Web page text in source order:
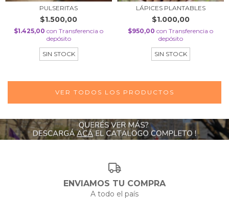
PULSERITAS
$1.500,00
$1.425,00 con Transferencia o
depósito
SIN STOCK
LÁPICES PLANTABLES
$1.000,00
$950,00 con Transferencia o
depósito
SIN STOCK
VER TODOS LOS PRODUCTOS
ENVIAMOS TU COMPRA
A todo el país